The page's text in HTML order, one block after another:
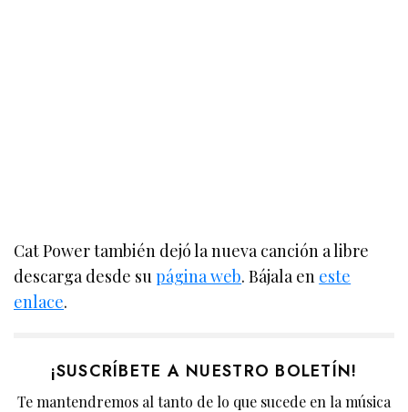
Cat Power también dejó la nueva canción a libre
descarga desde supágina web. Bájala en este
enlace.
¡SUSCRÍBETE A NUESTRO BOLETÍN!
Te mantendremos al tanto de lo que sucede en la música